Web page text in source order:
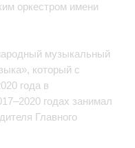
оркестром имени
музыкальный
который с
года в
годах занимал
Главного